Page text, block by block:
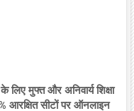
मुफ्त और अनिवार्य शिक्षा
आरक्षित सीटों पर ऑनलाइन